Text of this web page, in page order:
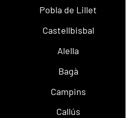
Pobla de Lillet
Castellbisbal
Alella
Bagà
Campins
Callús